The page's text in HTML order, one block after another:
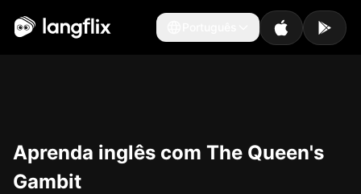
Português
Aprenda inglês com The Queen's
Gambit